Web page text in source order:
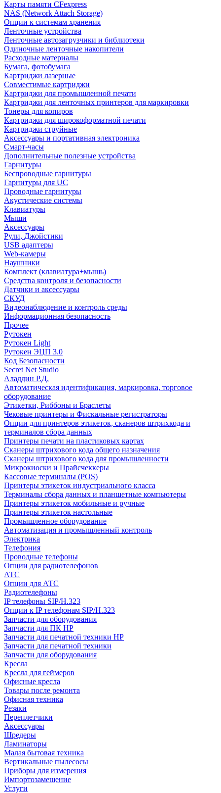
Карты памяти CFexpress
NAS (Network Attach Storage)
Опции к системам хранения
Ленточные устройства
Ленточные автозагрузчики и библиотеки
Одиночные ленточные накопители
Расходные материалы
Бумага, фотобумага
Картриджи лазерные
Совместимые картриджи
Картриджи для промышленной печати
Картриджи для ленточных принтеров для маркировки
Тонеры для копиров
Картриджи для широкоформатной печати
Картриджи струйные
Аксессуары и портативная электроника
Смарт-часы
Дополнительные полезные устройства
Гарнитуры
Беспроводные гарнитуры
Гарнитуры для UC
Проводные гарнитуры
Акустические системы
Клавиатуры
Мыши
Аксессуары
Рули, Джойстики
USB адаптеры
Web-камеры
Наушники
Комплект (клавиатура+мышь)
Средства контроля и безопасности
Датчики и аксессуары
СКУД
Видеонаблюдение и контроль среды
Информационная безопасность
Прочее
Рутокен
Рутокен Light
Рутокен ЭЦП 3.0
Код Безопасности
Secret Net Studio
Аладдин Р.Д.
Автоматическая идентификация, маркировка, торговое
оборудование
Этикетки, Риббоны и Браслеты
Чековые принтеры и Фискальные регистраторы
Опции для принтеров этикеток, сканеров штрихкода и
терминалов сбора данных
Принтеры печати на пластиковых картах
Сканеры штрихового кода общего назначения
Сканеры штрихового кода для промышленности
Микрокиоски и Прайсчеккеры
Кассовые терминалы (POS)
Принтеры этикеток индустриального класса
Терминалы сбора данных и планшетные компьютеры
Принтеры этикеток мобильные и ручные
Принтеры этикеток настольные
Промышленное оборудование
Автоматизация и промышленный контроль
Электрика
Телефония
Проводные телефоны
Опции для радиотелефонов
АТС
Опции для АТС
Радиотелефоны
IP телефоны SIP/H.323
Опции к IP телефонам SIP/H.323
Запчасти для оборудования
Запчасти для ПК HP
Запчасти для печатной техники HP
Запчасти для печатной техники
Запчасти для оборудования
Кресла
Кресла для геймеров
Офисные кресла
Товары после ремонта
Офисная техника
Резаки
Переплетчики
Аксессуары
Шредеры
Ламинаторы
Малая бытовая техника
Вертикальные пылесосы
Приборы для измерения
Импортозамещение
Услуги